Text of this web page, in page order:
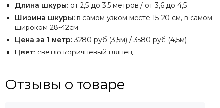
Длина шкуры: от 2,5 до 3,5 метров / от 3,6 до 4,5
Ширина шкуры: в самом узком месте 15-20 см, в самом
широком 28-42см
Цена за 1 метр:3280 руб (3,5м) / 3580 руб (4,5м)
Цвет: светло коричневый глянец
Отзывы о товаре